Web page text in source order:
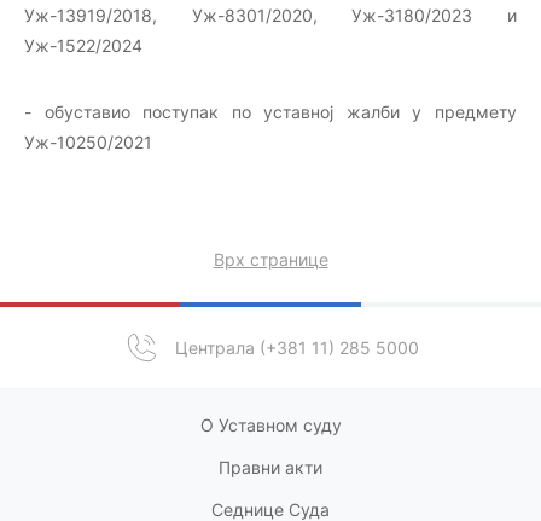
Уж-13919/2018, Уж-8301/2020, Уж-3180/2023 и
Уж-1522/2024
- обуставио поступак по уставној жалби у предмету
Уж-10250/2021
Централа (+381 11) 285 5000
Врх странице
О Уставном суду
Правни акти
Седнице Суда